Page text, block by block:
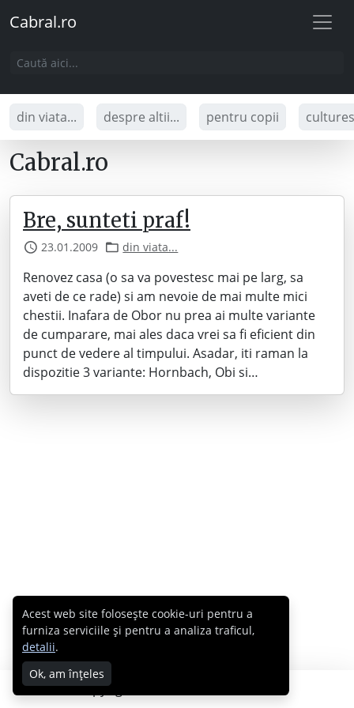
Cabral.ro
din viata... despre altii... pentru copii
Cabral.ro
Bre, sunteti praf!
23.01.2009 din viata...
Renovez casa (o sa va povestesc mai pe larg, sa
aveti de ce rade) si am nevoie de mai multe mici
chestii. Inafara de Obor nu prea ai multe variante
de cumparare, mai ales daca vrei sa fi eficient din
punct de vedere al timpului. Asadar, iti raman la
dispozitie 3 variante: Hornbach, Obi si…
Copyright © 2007 - 2026 Cabral.ro
Acest web site folosește cookie-uri pentru a
furniza serviciile și pentru a analiza traficul,
detalii.
Ok, am înțeles